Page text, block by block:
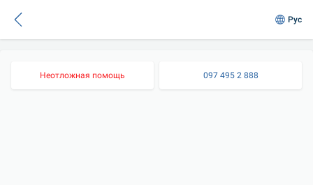
Рус
Неотложная помощь 097 495 2 888